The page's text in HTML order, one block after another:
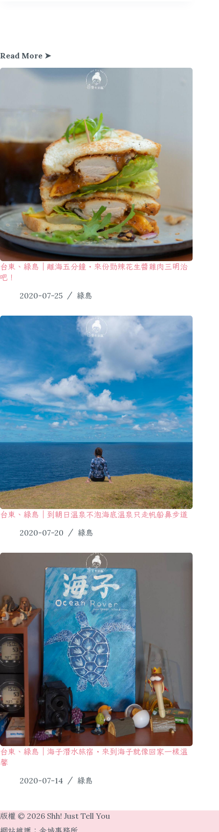
Read More ➤
台東、綠島｜離海五分鐘・來份勁辣花生醬雞肉三明治
吧！
2020-07-25
綠島
台東、綠島｜到朝日溫泉不泡海底溫泉只走帆船鼻步道
2020-07-20
綠島
台東、綠島｜海子潛水旅宿・來到海子就像回家一樣溫
馨
2020-07-14
綠島
版權 © 2026 Shh! Just Tell You